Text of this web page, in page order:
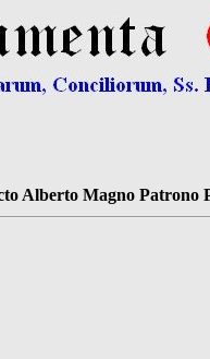
Alberto Magno Patrono